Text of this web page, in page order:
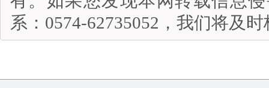
系：0574-62735052，我们将及